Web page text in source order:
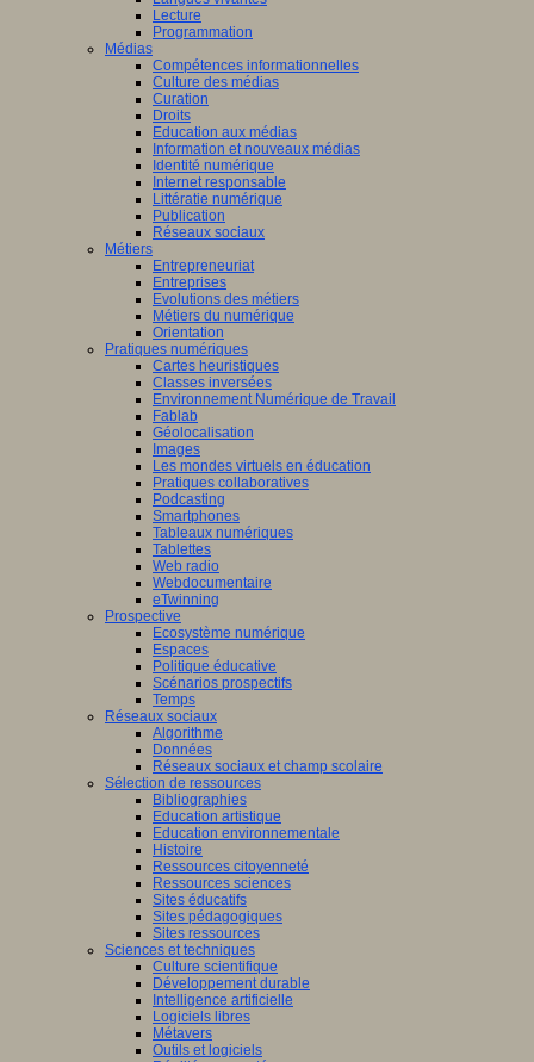
Lecture
Programmation
Médias
Compétences informationnelles
Culture des médias
Curation
Droits
Education aux médias
Information et nouveaux médias
Identité numérique
Internet responsable
Littératie numérique
Publication
Réseaux sociaux
Métiers
Entrepreneuriat
Entreprises
Evolutions des métiers
Métiers du numérique
Orientation
Pratiques numériques
Cartes heuristiques
Classes inversées
Environnement Numérique de Travail
Fablab
Géolocalisation
Images
Les mondes virtuels en éducation
Pratiques collaboratives
Podcasting
Smartphones
Tableaux numériques
Tablettes
Web radio
Webdocumentaire
eTwinning
Prospective
Ecosystème numérique
Espaces
Politique éducative
Scénarios prospectifs
Temps
Réseaux sociaux
Algorithme
Données
Réseaux sociaux et champ scolaire
Sélection de ressources
Bibliographies
Education artistique
Education environnementale
Histoire
Ressources citoyenneté
Ressources sciences
Sites éducatifs
Sites pédagogiques
Sites ressources
Sciences et techniques
Culture scientifique
Développement durable
Intelligence artificielle
Logiciels libres
Métavers
Outils et logiciels